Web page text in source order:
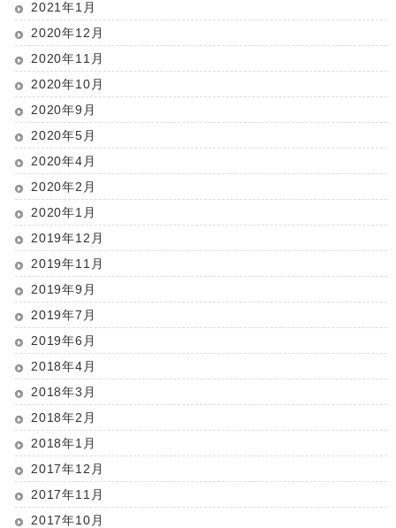
2021年1月
2020年12月
2020年11月
2020年10月
2020年9月
2020年5月
2020年4月
2020年2月
2020年1月
2019年12月
2019年11月
2019年9月
2019年7月
2019年6月
2018年4月
2018年3月
2018年2月
2018年1月
2017年12月
2017年11月
2017年10月